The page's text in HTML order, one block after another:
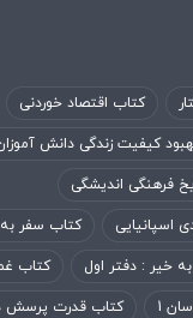
کتاب اقتصاد خوردنی
کیفیت زندگی دانش
فرهنگی اندیشگی
اسپانیایی کتاب سفر
خیر : دفتر اول کتاب
1 کتاب قدرت پرسش